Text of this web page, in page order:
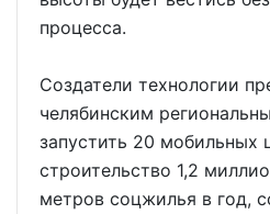
процесса.
Создатели технологии
челябинским
запустить 20 мобильных
строительство 1,2
метров соцжилья в год,